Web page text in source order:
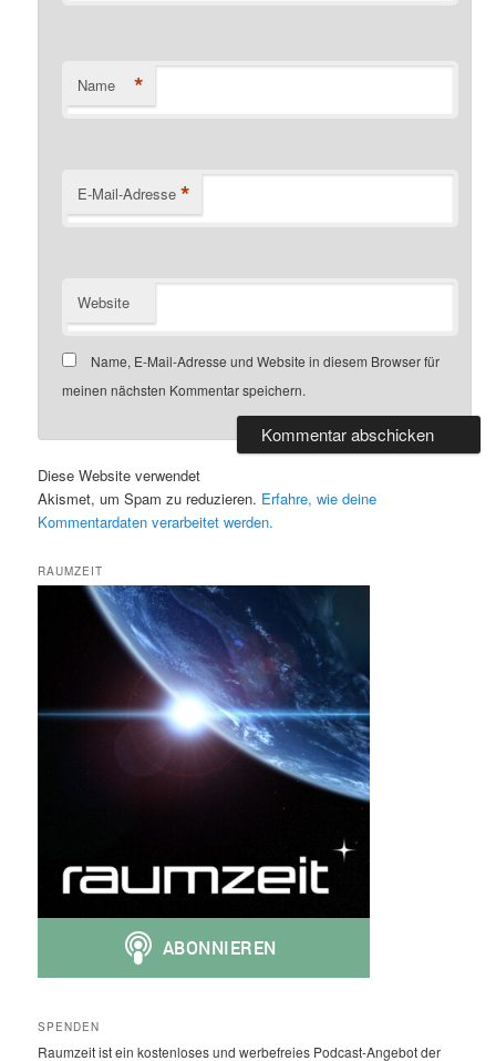
Name *
E-Mail-Adresse *
Website
Name, E-Mail-Adresse und Website in diesem Browser für
meinen nächsten Kommentar speichern.
Diese Website verwendet
Akismet, um Spam zu reduzieren. Erfahre, wie deine
Kommentardaten verarbeitet werden.
RAUMZEIT
SPENDEN
Raumzeit ist ein kostenloses und werbefreies Podcast-Angebot der